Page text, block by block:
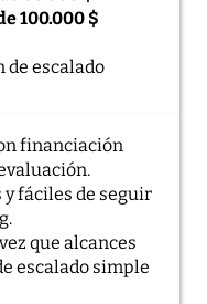
100.000 $
de escalado
financiación
fáciles de seguir
que alcances
escalado simple